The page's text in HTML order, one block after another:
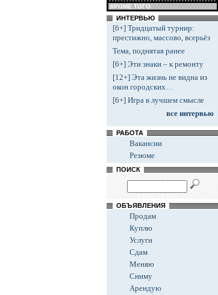
КРОМЕ ТОГО
ИНТЕРВЬЮ
[6+] Тридцатый турнир:
престижно, массово, всерьёз
Тема, поднятая ранее
[6+] Эти знаки – к ремонту
[12+] Эта жизнь не видна из
окон городских…
[6+] Игра в лучшем смысле
все интервью
РАБОТА
Вакансии
Резюме
ПОИСК
ОБЪЯВЛЕНИЯ
Продам
Куплю
Услуги
Сдам
Меняю
Сниму
Арендую